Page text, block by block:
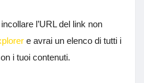
l’URL del link non
e avrai un elenco di tutti i
i tuoi contenuti.